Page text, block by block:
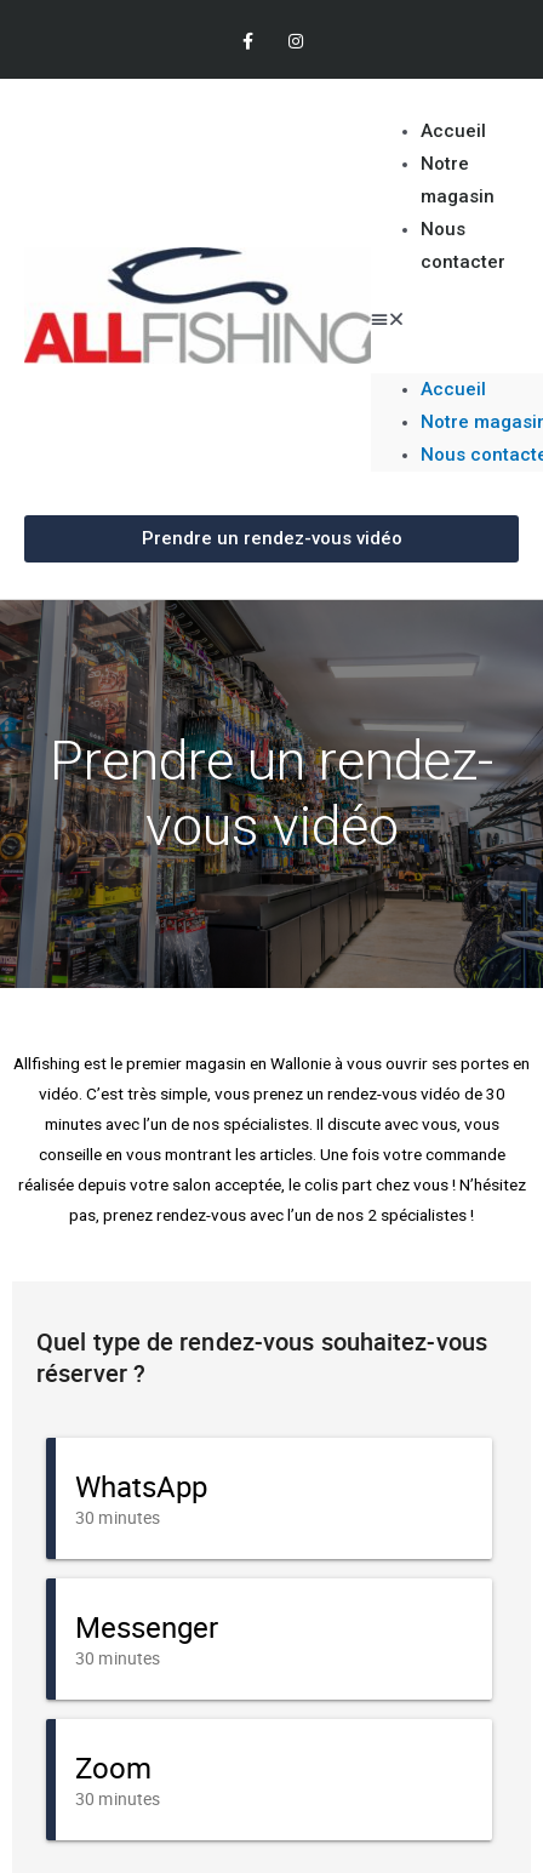
Accueil
Notre
magasin
Nous
contacter
Accueil
Notre
Nous
Prendre un rendez-vous vidéo
Prendre un rendez-
vous vidéo
Allfishing est le premier magasin en Wallonie à vous ouvrir ses portes en
vidéo. C’est très simple, vous prenez un rendez-vous vidéo de 30
minutes avec l’un de nos spécialistes. Il discute avec vous, vous
conseille en vous montrant les articles. Une fois votre commande
réalisée depuis votre salon acceptée, le colis part chez vous ! N’hésitez
pas, prenez rendez-vous avec l’un de nos 2 spécialistes !